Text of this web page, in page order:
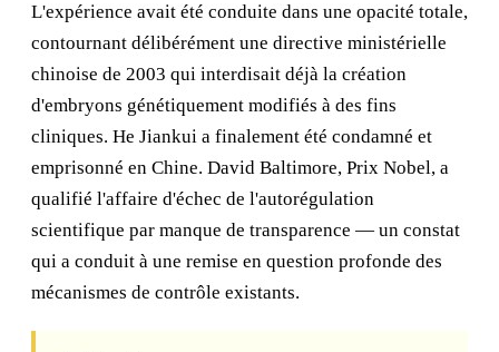
L'expérience avait été conduite dans une opacité totale,
contournant délibérément une directive ministérielle
chinoise de 2003 qui interdisait déjà la création
d'embryons génétiquement modifiés à des fins
cliniques. He Jiankui a finalement été condamné et
emprisonné en Chine. David Baltimore, Prix Nobel, a
qualifié l'affaire d'échec de l'autorégulation
scientifique par manque de transparence — un constat
qui a conduit à une remise en question profonde des
mécanismes de contrôle existants.